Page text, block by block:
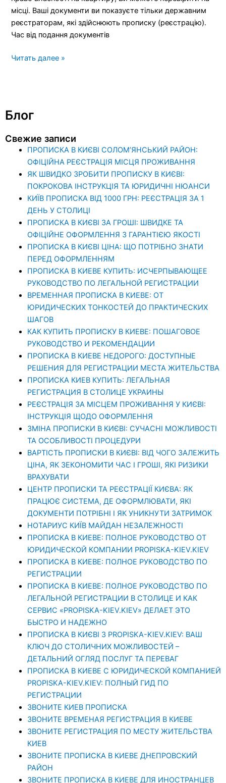
місці. Ваші документи ви показуєте тільки державним
реєстраторам, які здійснюють прописку (реєстрацію).
Час від подання документів
Читать далее »
Блог
Свежие записи
ПРОПИСКА В КИЄВІ СОЛОМ’ЯНСЬКИЙ РАЙОН:
ОФІЦІЙНА РЕЄСТРАЦІЯ МІСЦЯ ПРОЖИВАННЯ
ЯК ШВИДКО ЗРОБИТИ ПРОПИСКУ В КИЄВІ:
ПОКРОКОВА ІНСТРУКЦІЯ ТА ЮРИДИЧНІ НЮАНСИ
КИЇВ ПРОПИСКА ВІД 1000 ГРН: РЕЄСТРАЦІЯ ЗА 1
ДЕНЬ У СТОЛИЦІ
ПРОПИСКА В КИЄВІ ЗА ГРОШІ: ШВИДКЕ ТА
ОФІЦІЙНЕ ОФОРМЛЕННЯ З ГАРАНТІЄЮ ЯКОСТІ
ПРОПИСКА В КИЄВІ ЦІНА: ЩО ПОТРІБНО ЗНАТИ
ПЕРЕД ОФОРМЛЕННЯМ
ПРОПИСКА В КИЕВЕ КУПИТЬ: ИСЧЕРПЫВАЮЩЕЕ
РУКОВОДСТВО ПО ЛЕГАЛЬНОЙ РЕГИСТРАЦИИ
ВРЕМЕННАЯ ПРОПИСКА В КИЕВЕ: ОТ
ЮРИДИЧЕСКИХ ТОНКОСТЕЙ ДО ПРАКТИЧЕСКИХ
ШАГОВ
КАК КУПИТЬ ПРОПИСКУ В КИЕВЕ: ПОШАГОВОЕ
РУКОВОДСТВО И РЕКОМЕНДАЦИИ
ПРОПИСКА В КИЕВЕ НЕДОРОГО: ДОСТУПНЫЕ
РЕШЕНИЯ ДЛЯ РЕГИСТРАЦИИ МЕСТА ЖИТЕЛЬСТВА
ПРОПИСКА КИЕВ КУПИТЬ: ЛЕГАЛЬНАЯ
РЕГИСТРАЦИЯ В СТОЛИЦЕ УКРАИНЫ
РЕЄСТРАЦІЯ ЗА МІСЦЕМ ПРОЖИВАННЯ У КИЄВІ:
ІНСТРУКЦІЯ ЩОДО ОФОРМЛЕННЯ
ЗМІНА ПРОПИСКИ В КИЄВІ: СУЧАСНІ МОЖЛИВОСТІ
ТА ОСОБЛИВОСТІ ПРОЦЕДУРИ
ВАРТІСТЬ ПРОПИСКИ В КИЄВІ: ВІД ЧОГО ЗАЛЕЖИТЬ
ЦІНА, ЯК ЗЕКОНОМИТИ ЧАС І ГРОШІ, ЯКІ РИЗИКИ
ВРАХУВАТИ
ЦЕНТР ПРОПИСКИ ТА РЕЄСТРАЦІЇ КИЄВА: ЯК
ПРАЦЮЄ СИСТЕМА, ДЕ ОФОРМЛЮВАТИ, ЯКІ
ДОКУМЕНТИ ПОТРІБНІ І ЯК УНИКНУТИ ЗАТРИМОК
НОТАРИУС КИЇВ МАЙДАН НЕЗАЛЕЖНОСТІ
ПРОПИСКА В КИЕВЕ: ПОЛНОЕ РУКОВОДСТВО ОТ
ЮРИДИЧЕСКОЙ КОМПАНИИ PROPISKA-KIEV.KIEV
ПРОПИСКА В КИЕВЕ: ПОЛНОЕ РУКОВОДСТВО ПО
РЕГИСТРАЦИИ
ПРОПИСКА В КИЕВЕ: ПОЛНОЕ РУКОВОДСТВО ПО
ЛЕГАЛЬНОЙ РЕГИСТРАЦИИ В СТОЛИЦЕ И КАК
СЕРВИС «PROPISKA-KIEV.KIEV» ДЕЛАЕТ ЭТО
БЫСТРО И НАДЕЖНО
ПРОПИСКА В КИЄВІ З PROPISKA-KIEV.KIEV: ВАШ
КЛЮЧ ДО СТОЛИЧНИХ МОЖЛИВОСТЕЙ –
ДЕТАЛЬНИЙ ОГЛЯД ПОСЛУГ ТА ПЕРЕВАГ
ПРОПИСКА В КИЕВЕ С ЮРИДИЧЕСКОЙ КОМПАНИЕЙ
PROPISKA-KIEV.KIEV: ПОЛНЫЙ ГИД ПО
РЕГИСТРАЦИИ
ЗВОНИТЕ КИЕВ ПРОПИСКА
ЗВОНИТЕ ВРЕМЕНАЯ РЕГИСТРАЦИЯ В КИЕВЕ
ЗВОНИТЕ РЕГИСТРАЦИЯ ПО МЕСТУ ЖИТЕЛЬСТВА
КИЕВ
ЗВОНИТЕ ПРОПИСКА В КИЕВЕ ДНЕПРОВСКИЙ
РАЙОН
ЗВОНИТЕ ПРОПИСКА В КИЕВЕ ДЛЯ ИНОСТРАНЦЕВ